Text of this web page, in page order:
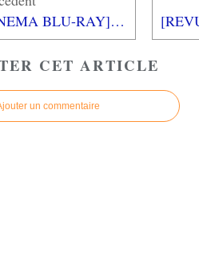
[REVUE CINEMA BLU-RAY] MOI, MOCHE ET MECHANT 3
CET ARTICLE
un commentaire